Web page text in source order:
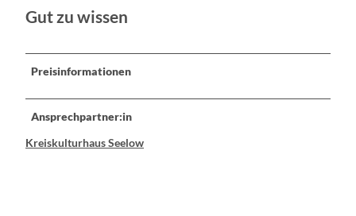
Gut zu wissen
Preisinformationen
Ansprechpartner:in
Kreiskulturhaus Seelow